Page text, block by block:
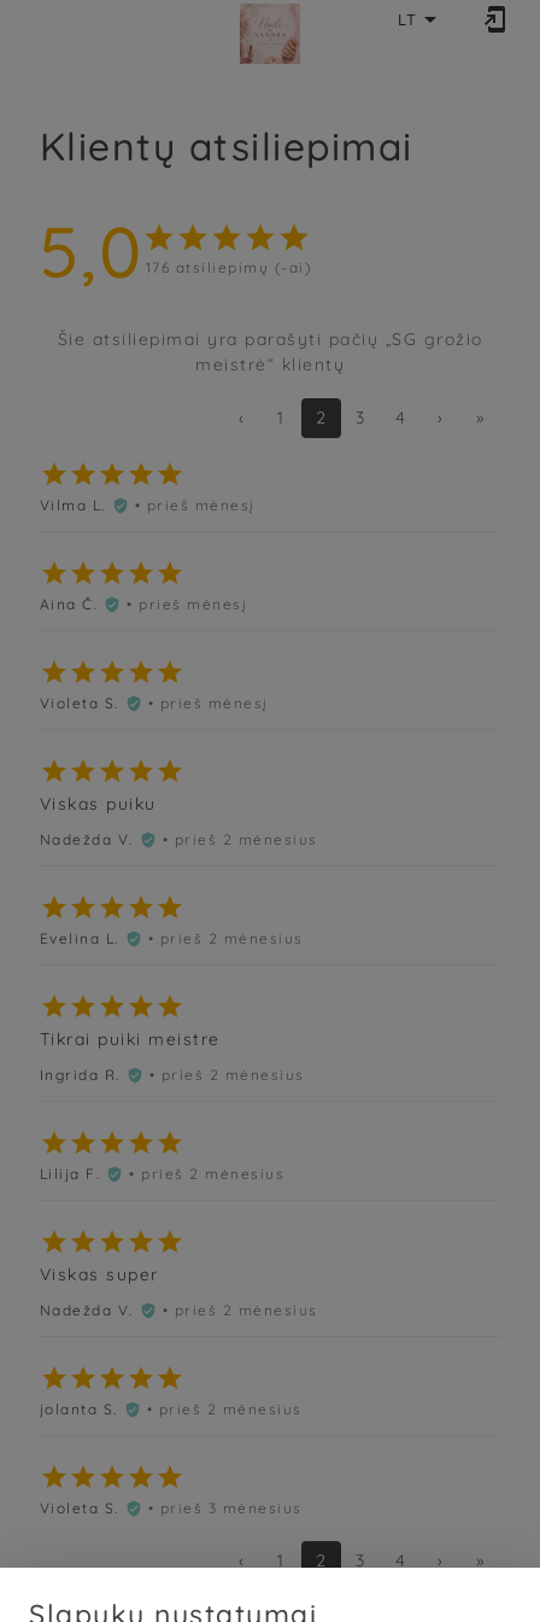
LT  
Klientų atsiliepimai
5,0     
176 atsiliepimų (-ai)
Šie atsiliepimai yra parašyti pačių „SG grožio
meistrė“ klientų
‹ 1 2 3 4 › »

Vilma L.  • prieš mėnesį

Aina Č.  • prieš mėnesį

Violeta S.  • prieš mėnesį

Viskas puiku
Nadežda V.  • prieš 2 mėnesius

Evelina L.  • prieš 2 mėnesius

Tikrai puiki meistre
Ingrida R.  • prieš 2 mėnesius

Lilija F.  • prieš 2 mėnesius

Viskas super
Nadežda V.  • prieš 2 mėnesius

jolanta S.  • prieš 2 mėnesius

Violeta S.  • prieš 3 mėnesius
‹ 1 2 3 4 › »
Slapukų nustatymai